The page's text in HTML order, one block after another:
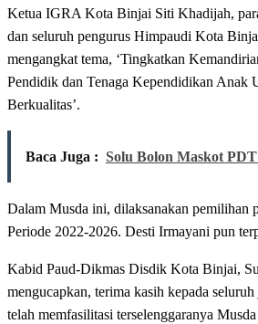
Ketua IGRA Kota Binjai Siti Khadijah,
dan seluruh pengurus Himpaudi Kota
mengangkat tema, ‘Tingkatkan
Pendidik dan Tenaga Kependidikan
Berkualitas’.
Baca Juga : Solu Bolon Maskot PDT
Dalam Musda ini, dilaksanakan pemilihan
Periode 2022-2026. Desti Irmayani pun
Kabid Paud-Dikmas Disdik Kota Binjai,
mengucapkan, terima kasih kepada
telah memfasilitasi terselenggaranya